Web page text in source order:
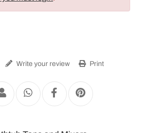
Write your review Print